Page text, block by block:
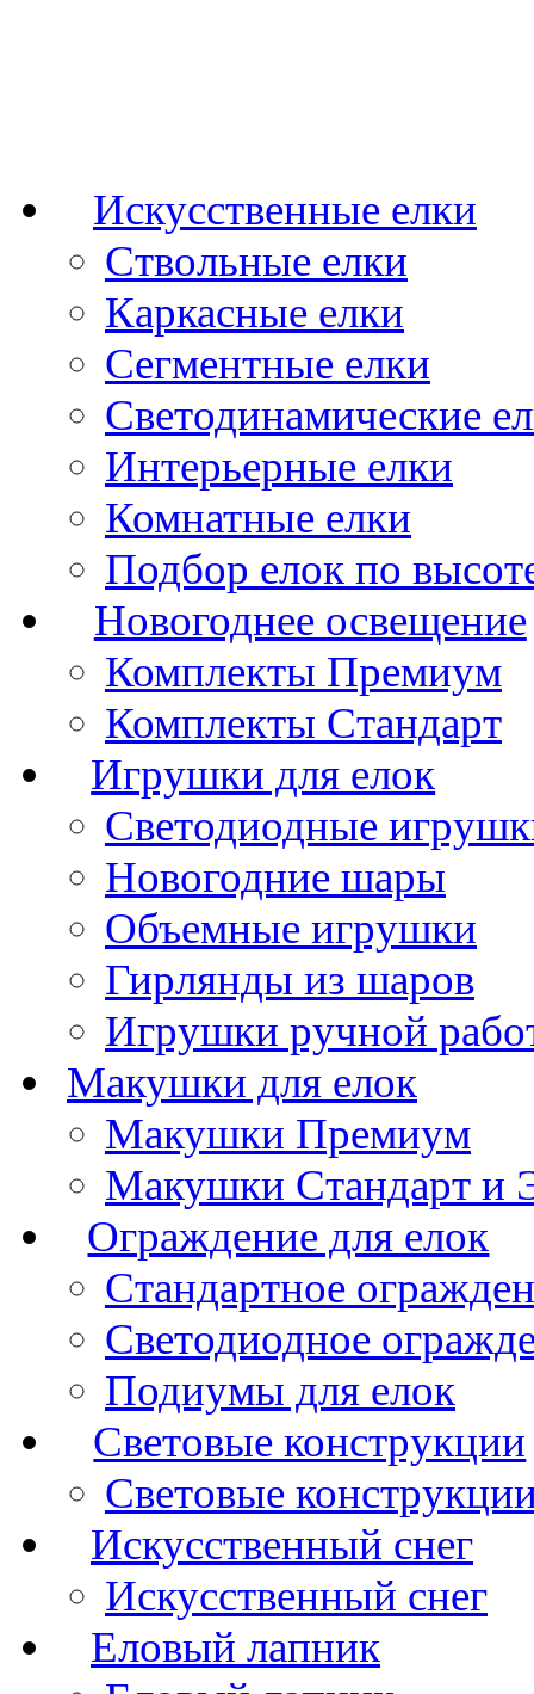
Искусственные елки
Ствольные елки
Каркасные елки
Сегментные елки
Светодинамические
Интерьерные елки
Комнатные елки
Подбор елок по
Новогоднее освещение
Комплекты Премиум
Комплекты Стандарт
Игрушки для елок
Светодиодные
Новогодние шары
Объемные игрушки
Гирлянды из шаров
Игрушки ручной
Макушки для елок
Макушки Премиум
Макушки Стандарт и
Ограждение для елок
Стандартное
Светодиодное
Подиумы для елок
Световые конструкции
Световые
Искусственный снег
Искусственный снег
Еловый лапник